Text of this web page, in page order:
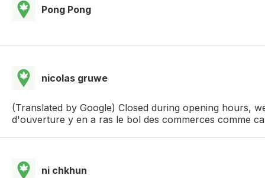
Pong Pong
nicolas gruwe
(Translated by Google) Closed during opening hours,
d'ouverture y en a ras le bol des commerces comme
ni chkhun